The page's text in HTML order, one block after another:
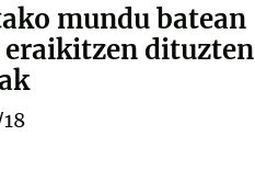
mundu batean
dituzten